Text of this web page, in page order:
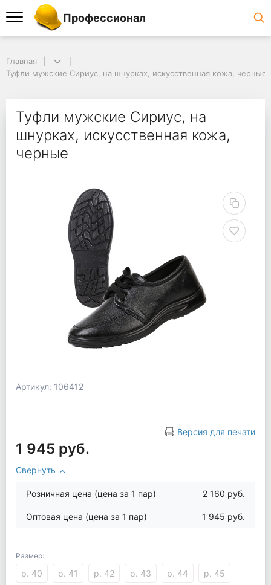
Профессионал
Главная
Туфли мужские Сириус, на шнурках, искусственная кожа, черные
Туфли мужские Сириус, на
шнурках, искусственная кожа,
черные
Артикул: 106412
Версия для печати
1 945 руб.
Свернуть
Розничная цена (цена за 1 пар) 2 160 руб.
Оптовая цена (цена за 1 пар) 1 945 руб.
Размер:
р. 40 р. 41 р. 42 р. 43 р. 44 р. 45